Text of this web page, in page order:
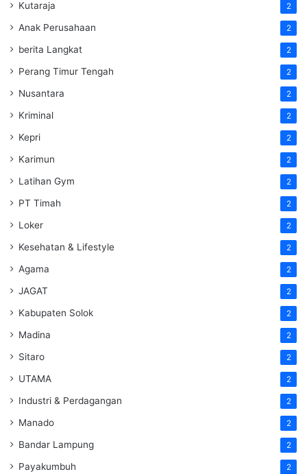
Kutaraja 2
Anak Perusahaan 2
berita Langkat 2
Perang Timur Tengah 2
Nusantara 2
Kriminal 2
Kepri 2
Karimun 2
Latihan Gym 2
PT Timah 2
Loker 2
Kesehatan & Lifestyle 2
Agama 2
JAGAT 2
Kabupaten Solok 2
Madina 2
Sitaro 2
UTAMA 2
Industri & Perdagangan 2
Manado 2
Bandar Lampung 2
Payakumbuh 2